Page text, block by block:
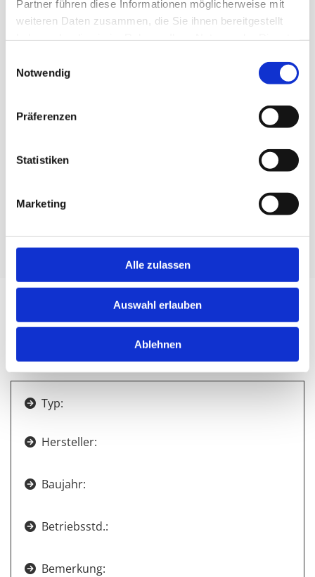
Partner führen diese Informationen möglicherweise mit
weiteren Daten zusammen, die Sie ihnen bereitgestellt
Notwendig
Präferenzen
Statistiken
Marketing
Alle zulassen
Auswahl erlauben
Ablehnen
Hersteller:
Baujahr:
Betriebsstd.:
Bemerkung:
Preis:
Derzeit haben wir kein aktuelles Foto.
BPR 35/60
 Typ:
 Hersteller:
 Baujahr:
 Betriebsstd.:
 Bemerkung: